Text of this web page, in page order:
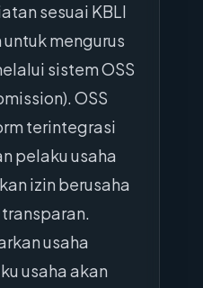
sesuai KBLI
mengurus
sistem OSS
OSS
terintegrasi
pelaku usaha
izin berusaha
usaha
usaha akan